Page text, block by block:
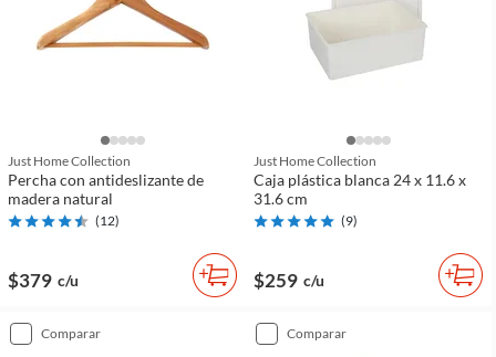
Just Home Collection
Percha con antideslizante de
madera natural
(12)
$379 c/u
Just Home Collection
Caja plástica blanca 24 x 11.6 x
31.6 cm
(9)
$259 c/u
comparar comparar